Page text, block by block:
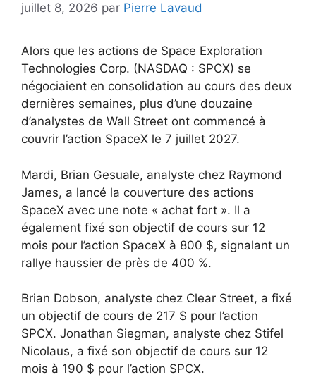
juillet 8, 2026 par Pierre Lavaud
Alors que les actions de Space Exploration
Technologies Corp. (NASDAQ : SPCX) se
négociaient en consolidation au cours des deux
dernières semaines, plus d’une douzaine
d’analystes de Wall Street ont commencé à
couvrir l’action SpaceX le 7 juillet 2027.
Mardi, Brian Gesuale, analyste chez Raymond
James, a lancé la couverture des actions
SpaceX avec une note « achat fort ». Il a
également fixé son objectif de cours sur 12
mois pour l’action SpaceX à 800 $, signalant un
rallye haussier de près de 400 %.
Brian Dobson, analyste chez Clear Street, a fixé
un objectif de cours de 217 $ pour l’action
SPCX. Jonathan Siegman, analyste chez Stifel
Nicolaus, a fixé son objectif de cours sur 12
mois à 190 $ pour l’action SPCX.